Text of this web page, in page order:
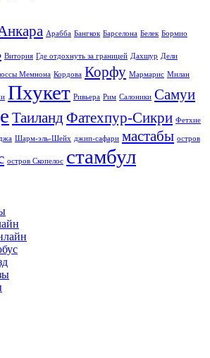
Арабба Бангкок Барселона Белек Бормио
Витория Где отдохнуть за границей Дахшур Дели
Мемнона Кордова Корфу Мармарис Милан
Пхукет Ривьера Рим Салоники Самуи
ТаиландФатехпур-Сикри Фетхие
Шарм-эль-Шейх джип-сафари мастабы остров
остров Скопелос стамбул